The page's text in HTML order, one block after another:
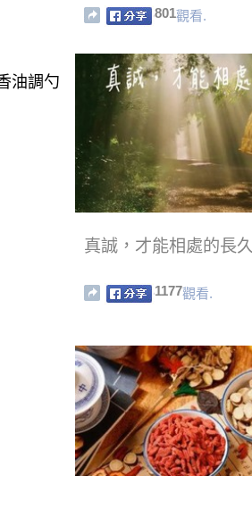
801觀看.
真誠，才能相處的長久
1177觀看.